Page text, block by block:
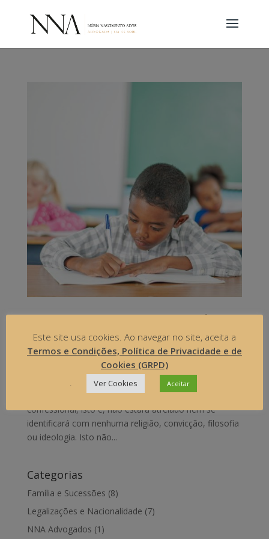
byNúbia Alves|Outros
A Constituição portuguesa garante a liberdade de
aprender e ensinar, mas também afirma
perentoriamente que o ensino público não será
confessional, isto é, não estará atrelado nem se
identificará com nenhuma religião, convicção, filosofia
ou ideologia. Isto não...
Categorias
Família e Sucessões (8)
Legalizações e Nacionalidade (7)
NNA Advogados (1)
Este site usa cookies. Ao navegar no site, aceita a
Termos e Condições, Política de Privacidade e de
Cookies (GRPD)
.
Ver Cookies Aceitar